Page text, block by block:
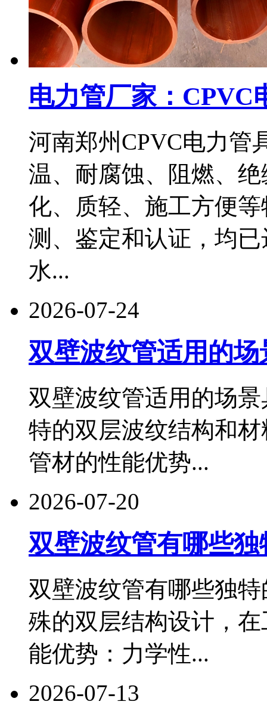
电力管厂家：CPVC
河南郑州CPVC电力管
温、耐腐蚀、阻燃、
化、质轻、施工方便
测、鉴定和认证，均
水...
2026-07-24
双壁波纹管适用的
双壁波纹管适用的场
特的双层波纹结构和
管材的性能优势...
2026-07-20
双壁波纹管有哪些
双壁波纹管有哪些独
殊的双层结构设计，
能优势：力学性...
2026-07-13